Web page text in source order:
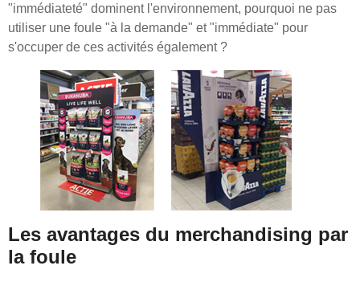
"immédiateté" dominent l'environnement, pourquoi ne pas
utiliser une foule "à la demande" et "immédiate" pour
s'occuper de ces activités également ?
Les avantages du merchandising par
la foule